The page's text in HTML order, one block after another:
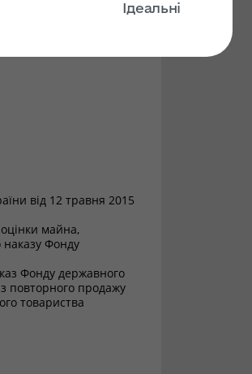
від 12 травня 2015
майна,
наказу Фонду
Фонду державного
повторного продажу
товариства